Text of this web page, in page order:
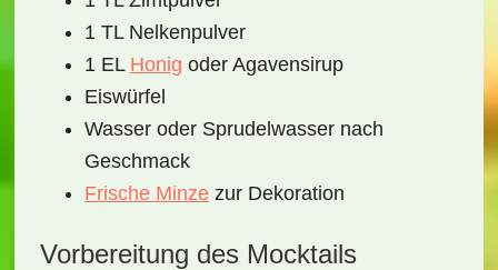
1 TL Nelkenpulver
1 EL Honig oder Agavensirup
Eiswürfel
Wasser oder Sprudelwasser nach
Geschmack
Frische Minzezur Dekoration
Vorbereitung des Mocktails